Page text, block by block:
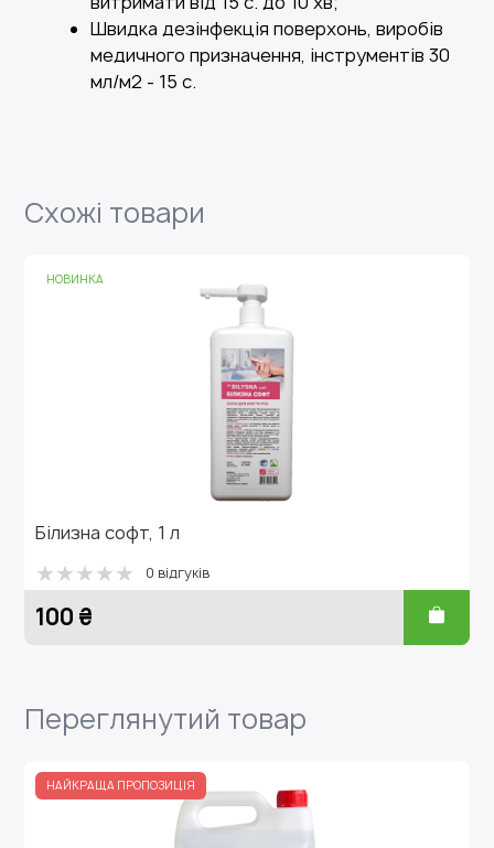
Швидка дезінфекція поверхонь, виробів
медичного призначення, інструментів 30
мл/м2 - 15 с.
Схожі товари
НОВИНКА
Білизна софт, 1 л
0 відгуків
100 ₴
Переглянутий товар
НАЙКРАЩА ПРОПОЗИЦІЯ